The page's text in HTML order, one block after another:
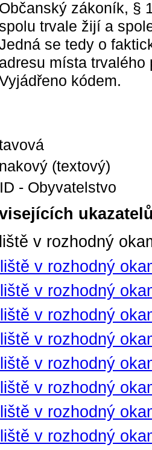
Občanský zákoník, §
spolu trvale žijí a
se tedy o
adresu místa trvalého
kódem.
(textový)
- Obyvatelstvo
v rozhodný
v rozhodný
v rozhodný
v rozhodný
v rozhodný
v rozhodný
v rozhodný
v rozhodný
v rozhodný